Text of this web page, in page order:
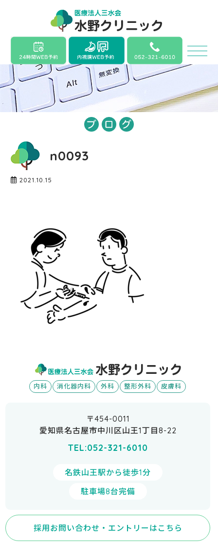
n0093
2021.10.15
内科 消化器内科 外科 整形外科 皮膚科
〒454-0011
愛知県名古屋市中川区山王1丁目8-22
TEL:052-321-6010
名鉄山王駅から徒歩1分
駐車場8台完備
採用お問い合わせ・エントリーはこちら